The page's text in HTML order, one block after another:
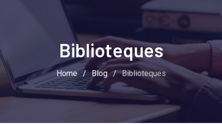
Biblioteques
Home / Blog / Biblioteques